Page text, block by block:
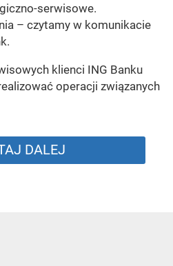
serwisowe.
– czytamy w komunikacie
klienci ING Banku
operacji związanych
DALEJ